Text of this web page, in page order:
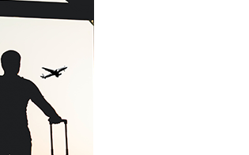
كيف